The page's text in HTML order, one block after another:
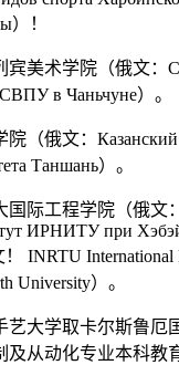
）！
美术学院（俄文：
в Чаньчуне）。
俄文：Казанский
Таншань）。
际工程学院（俄文
ИРНИТУ при
！ INRTU International
University）。
大学取卡尔斯鲁厄
从动化专业本科教